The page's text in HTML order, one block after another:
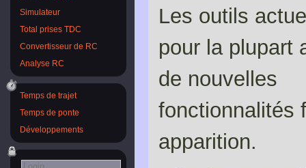
Simulateur
Total prises TDC
Convertisseur de RC
Analyse RC
Temps de trajet
Temps de ponte
Développements
Les outils
pour la plupart
de nouvelles
fonctionnalités
apparition.